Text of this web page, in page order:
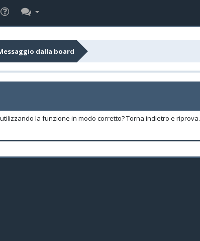
dalla board
la funzione in modo corretto? Torna indietro e riprova.